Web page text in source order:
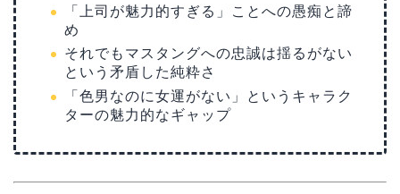
「上司が魅力的すぎる」ことへの愚痴と諦
め
それでもマスタングへの忠誠は揺るがない
という矛盾した純粋さ
「色男なのに女運がない」というキャラク
ターの魅力的なギャップ